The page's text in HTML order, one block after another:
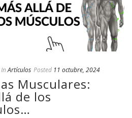
In Artículos Posted 11 octubre, 2024
Musculares:
de los